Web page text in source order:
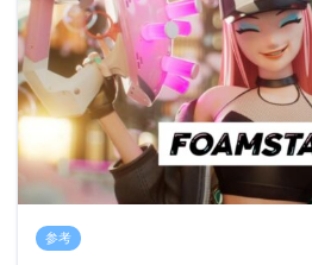
参考